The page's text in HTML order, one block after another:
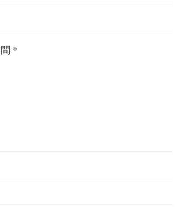
イベント
＊